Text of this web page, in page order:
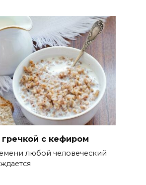
с кефиром
любой человеческий